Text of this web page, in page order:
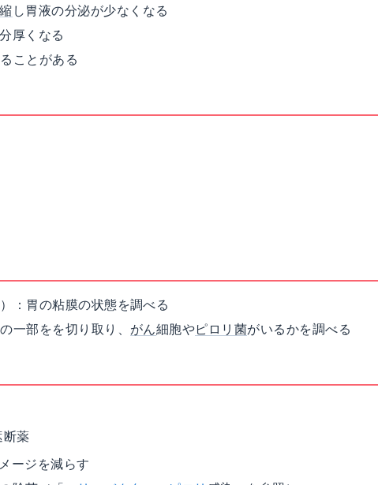
し胃液の分泌が少なくなる
厚くなる
ことがある
）：胃の粘膜の状態を調べる
一部をを切り取り、 がん細胞やピロリ菌がいるかを調べる
断薬
ージを減らす